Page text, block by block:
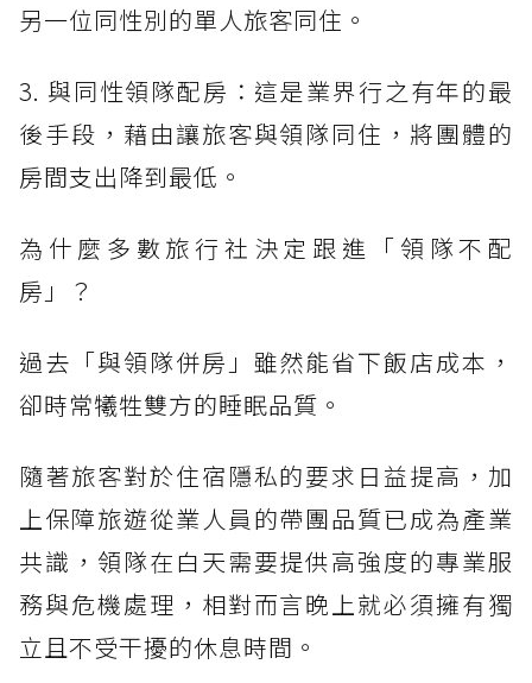
另一位同性別的單人旅客同住。
3. 與同性領隊配房：這是業界行之有年的最
後手段，藉由讓旅客與領隊同住，將團體的
房間支出降到最低。
為什麼多數旅行社決定跟進「領隊不配
房」？
過去「與領隊併房」雖然能省下飯店成本，
卻時常犧牲雙方的睡眠品質。
隨著旅客對於住宿隱私的要求日益提高，加
上保障旅遊從業人員的帶團品質已成為產業
共識，領隊在白天需要提供高強度的專業服
務與危機處理，相對而言晚上就必須擁有獨
立且不受干擾的休息時間。